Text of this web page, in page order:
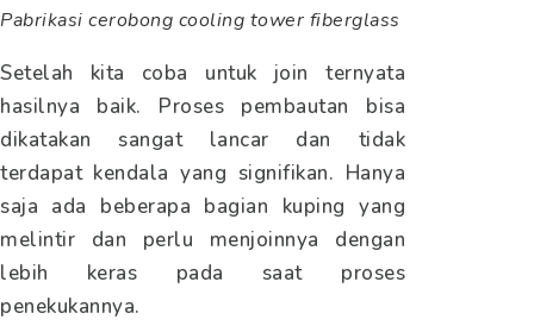
Pabrikasi cerobong cooling tower fiberglass
Setelah kita coba untuk join ternyata
hasilnya baik. Proses pembautan bisa
dikatakan sangat lancar dan tidak
terdapat kendala yang signifikan. Hanya
saja ada beberapa bagian kuping yang
melintir dan perlu menjoinnya dengan
lebih keras pada saat proses
penekukannya.